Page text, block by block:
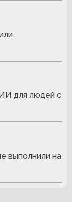
для людей с
выполнили на